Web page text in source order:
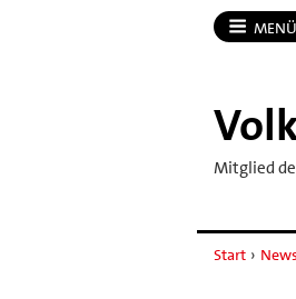
MENÜ
Mitglied
Start ›